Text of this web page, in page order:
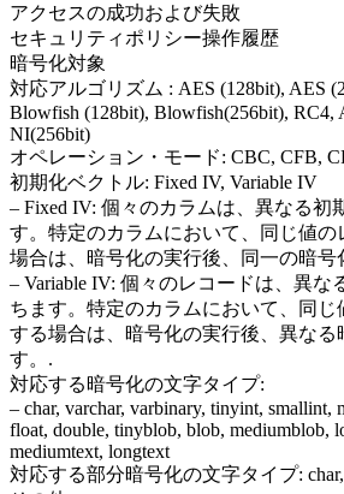
アクセスの成功および失敗
セキュリティポリシー操作履歴
暗号化対象
対応アルゴリズム : AES (128bit), AES
Blowfish (128bit), Blowfish(256bit), RC4,
NI(256bit)
オペレーション・モード: CBC, CFB,
初期化ベクトル: Fixed IV, Variable IV
– Fixed IV: 個々のカラムは、異なる初
す。特定のカラムにおいて、同じ値の
場合は、暗号化の実行後、同一の暗号
– Variable IV: 個々のレコードは、異な
ちます。特定のカラムにおいて、同
する場合は、暗号化の実行後、異なる
す。.
対応する暗号化の文字タイプ:
– char, varchar, varbinary, tinyint, smallint,
float, double, tinyblob, blob, mediumblob,
mediumtext, longtext
対応する部分暗号化の文字タイプ: char,